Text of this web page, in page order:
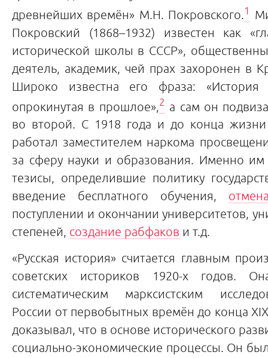
древнейших времён» М.Н. Покровского. 1
Покровский (1868–1932) известен как
исторической школы в СССР»,
деятель, академик, чей прах захоронен в
Широко известна его фраза: «История
опрокинутая в прошлое», 2 а сам он
во второй. С 1918 года и до конца
работал заместителем наркома
за сферу науки и образования. Именно
тезисы, определившие политику
введение бесплатного обучения,
поступлении и окончании университетов,
степеней, создание рабфаков и т.д.
«Русская история» считается главным
советских историков 1920-х годов.
систематическим марксистским
России от первобытных времён до конца
доказывал, что в основе исторического
социально-экономические процессы. Он